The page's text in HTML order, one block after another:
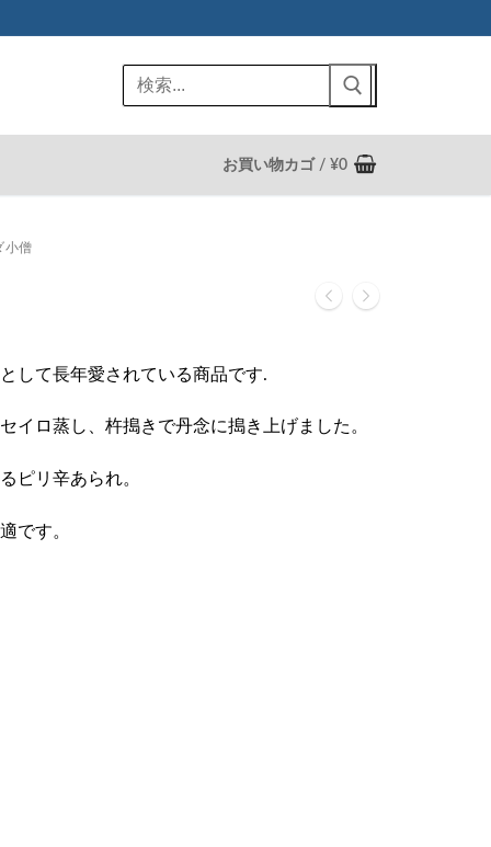
検
索:
お買い物カゴ / ¥0
小僧
して長年愛されている商品です.
イロ蒸し、杵搗きで丹念に搗き上げました。
ピリ辛あられ。
です。